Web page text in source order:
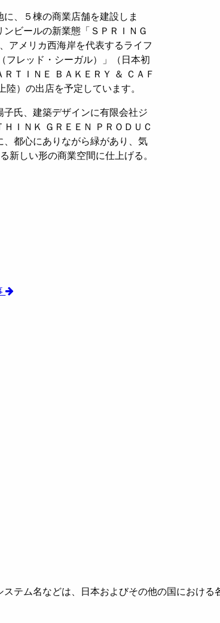
、５棟の商業店舗を建設しま
ビールの新業態「ＳＰＲＩＮＧ
アメリカ西海岸を代表するライフ
フレッド・シーガル）」（日本初
ＴＩＮＥ ＢＡＫＥＲＹ ＆ ＣＡＦ
）の出店を予定しています。
氏、建築デザインに有限会社ジ
ＩＮＫ ＧＲＥＥＮ ＰＲＯＤＵＣ
都心にありながら緑があり、気
新しい形の商業空間に仕上げる。
テム名などは、日本およびその他の国におけ